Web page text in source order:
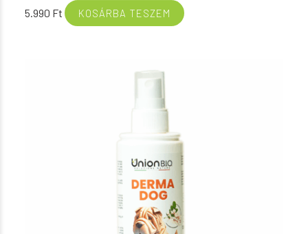
5.990 Ft KOSÁRBA TESZEM